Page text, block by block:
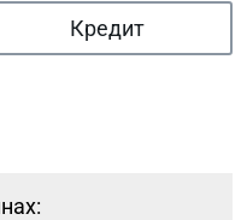
Кредит